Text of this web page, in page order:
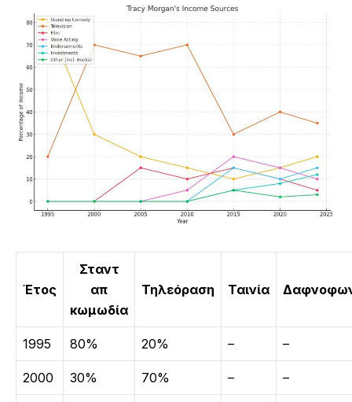
Έτος
Σταντ
απ
κωμωδία
Τηλεόραση Ταινία
1995 80% 20% – –
2000 30% 70% – –